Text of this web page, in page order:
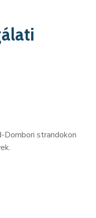
Dombori strandokon